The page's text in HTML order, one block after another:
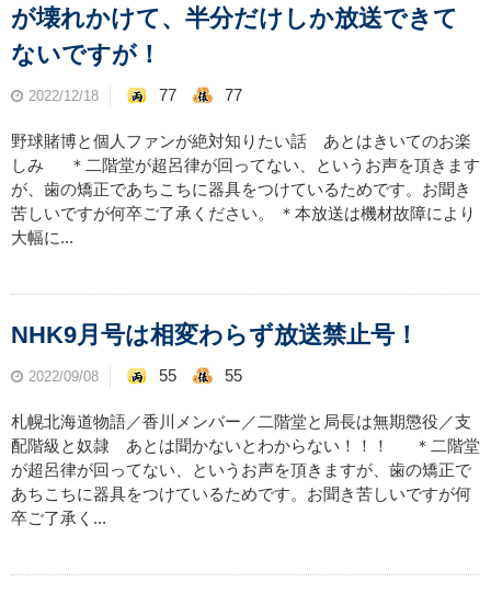
が壊れかけて、半分だけしか放送できて
ないですが！
2022/12/18 77 77
野球賭博と個人ファンが絶対知りたい話 あとはきいてのお楽
しみ ＊二階堂が超呂律が回ってない、というお声を頂きます
が、歯の矯正であちこちに器具をつけているためです。お聞き
苦しいですが何卒ご了承ください。 ＊本放送は機材故障により
大幅に...
NHK9月号は相変わらず放送禁止号！
2022/09/08 55 55
札幌北海道物語／香川メンバー／二階堂と局長は無期懲役／支
配階級と奴隷 あとは聞かないとわからない！！！ ＊二階堂
が超呂律が回ってない、というお声を頂きますが、歯の矯正で
あちこちに器具をつけているためです。お聞き苦しいですが何
卒ご了承く...